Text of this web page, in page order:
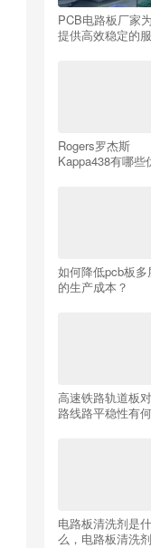
PCB电路板厂家
提供高效稳定的服
Rogers罗杰斯
Kappa438有哪些
如何降低pcb板多
的生产成本？
高速铁路轨道板
路线路平稳性有
电路板清洗剂是什
么，电路板清洗